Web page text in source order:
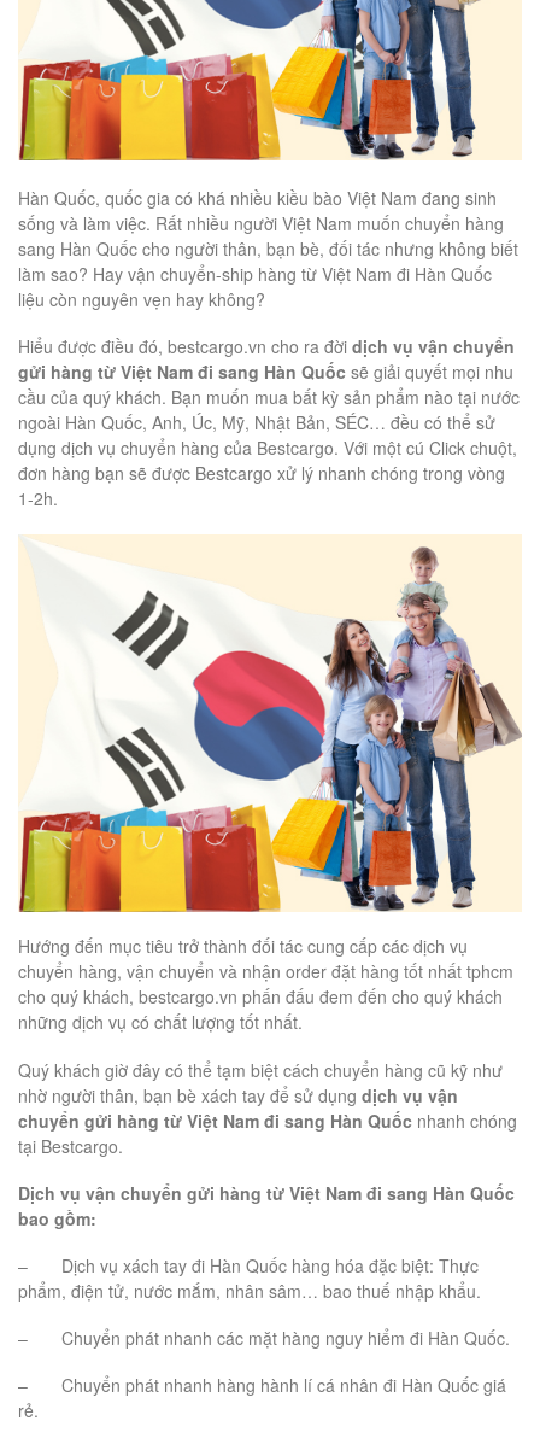
Hàn Quốc, quốc gia có khá nhiều kiều bào Việt Nam đang sinh
sống và làm việc. Rất nhiều người Việt Nam muốn chuyển hàng
sang Hàn Quốc cho người thân, bạn bè, đối tác nhưng không biết
làm sao? Hay vận chuyển-ship hàng từ Việt Nam đi Hàn Quốc
liệu còn nguyên vẹn hay không?
Hiểu được điều đó, bestcargo.vn cho ra đời dịch vụ vận chuyển
gửi hàng từ Việt Nam đi sang Hàn Quốc sẽ giải quyết mọi nhu
cầu của quý khách. Bạn muốn mua bất kỳ sản phẩm nào tại nước
ngoài Hàn Quốc, Anh, Úc, Mỹ, Nhật Bản, SÉC… đều có thể sử
dụng dịch vụ chuyển hàng của Bestcargo. Với một cú Click chuột,
đơn hàng bạn sẽ được Bestcargo xử lý nhanh chóng trong vòng
1-2h.
Hướng đến mục tiêu trở thành đối tác cung cấp các dịch vụ
chuyển hàng, vận chuyển và nhận order đặt hàng tốt nhất tphcm
cho quý khách, bestcargo.vn phấn đấu đem đến cho quý khách
những dịch vụ có chất lượng tốt nhất.
Quý khách giờ đây có thể tạm biệt cách chuyển hàng cũ kỹ như
nhờ người thân, bạn bè xách tay để sử dụng dịch vụ vận
chuyển gửi hàng từ Việt Nam đi sang Hàn Quốc nhanh chóng
tại Bestcargo.
Dịch vụ vận chuyển gửi hàng từ Việt Nam đi sang Hàn Quốc
bao gồm:
– Dịch vụ xách tay đi Hàn Quốc hàng hóa đặc biệt: Thực
phẩm, điện tử, nước mắm, nhân sâm… bao thuế nhập khẩu.
– Chuyển phát nhanh các mặt hàng nguy hiểm đi Hàn Quốc.
– Chuyển phát nhanh hàng hành lí cá nhân đi Hàn Quốc giá
rẻ.